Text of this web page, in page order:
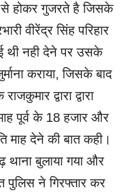
से होकर गुजरते है जिसके
वीरेंद्र सिंह परिहार
थी नही देने पर उसके
कराया, जिसके बाद
द्वारा द्वारा
पूर्व के 18 हजार और
देने की बात कही।
थाना बुलाया गया और
पुलिस ने गिरफ्तार कर